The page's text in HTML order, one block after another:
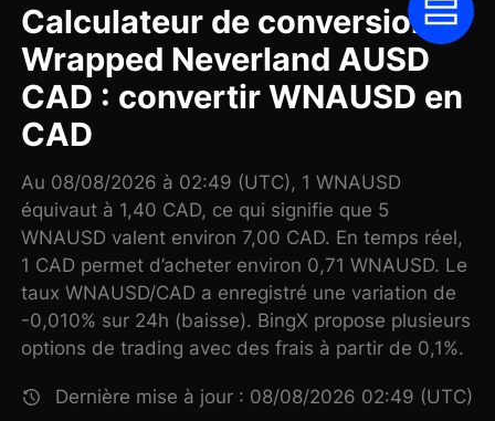
Calculateur de conversion
Wrapped Neverland AUSD
CAD : convertir WNAUSD en
CAD
Au 08/08/2026 à 02:49 (UTC), 1 WNAUSD
équivaut à 1,40 CAD, ce qui signifie que 5
WNAUSD valent environ 7,00 CAD. En temps réel,
1 CAD permet d’acheter environ 0,71 WNAUSD. Le
taux WNAUSD/CAD a enregistré une variation de
-0,010% sur 24h (baisse). BingX propose plusieurs
options de trading avec des frais à partir de 0,1%.
Dernière mise à jour : 08/08/2026 02:49 (UTC)